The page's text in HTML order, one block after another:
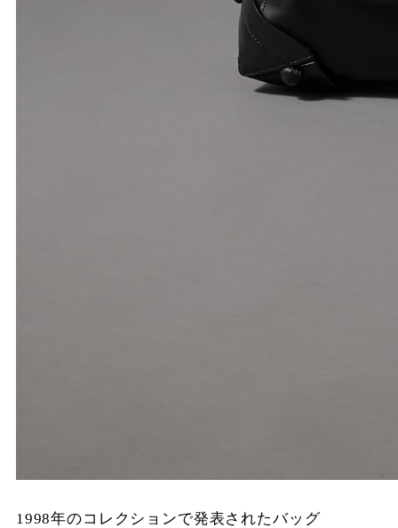
1998年のコレクションで発表されたバッグ